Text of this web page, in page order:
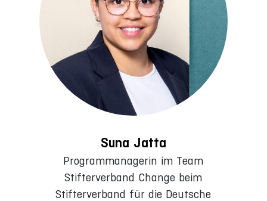
Suna Jatta
Programmanagerin im Team
Stifterverband Change beim
Stifterverband für die Deutsche